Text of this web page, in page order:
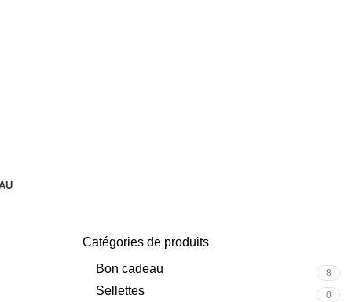
Catégories de produits
Bon cadeau
8
Sellettes 0